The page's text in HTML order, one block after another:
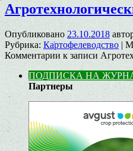
Опубликовано 23.10.2018
Рубрика: Картофелеводство |
Комментарии к записи
ПОДПИСКА НА
Партнеры